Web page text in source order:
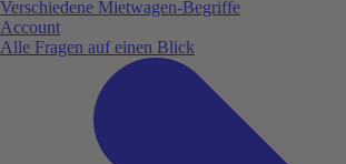
Verschiedene Mietwagen-Begriffe
Account
Alle Fragen auf einen Blick